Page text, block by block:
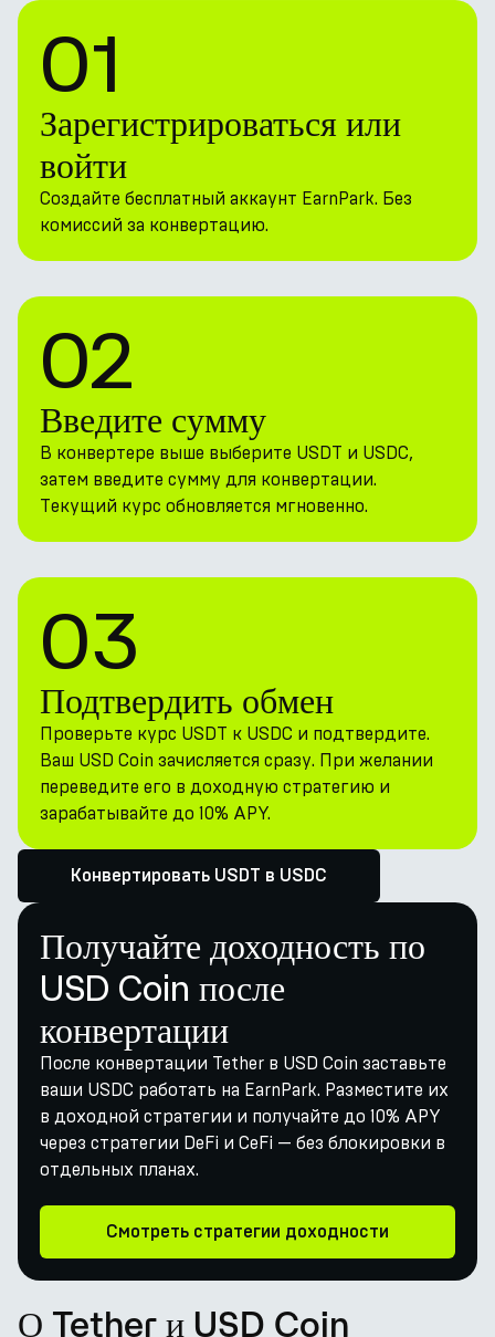
01
Зарегистрироваться или
войти
Создайте бесплатный аккаунт EarnPark. Без
комиссий за конвертацию.
02
Введите сумму
В конвертере выше выберите USDT и USDC,
затем введите сумму для конвертации.
Текущий курс обновляется мгновенно.
03
Подтвердить обмен
Проверьте курс USDT к USDC и подтвердите.
Ваш USD Coin зачисляется сразу. При желании
переведите его в доходную стратегию и
зарабатывайте до 10% APY.
Конвертировать USDT в USDC
Получайте доходность по
USD Coin после
конвертации
После конвертации Tether в USD Coin заставьте
ваши USDC работать на EarnPark. Разместите их
в доходной стратегии и получайте до 10% APY
через стратегии DeFi и CeFi — без блокировки в
отдельных планах.
Смотреть стратегии доходности
О Tether и USD Coin